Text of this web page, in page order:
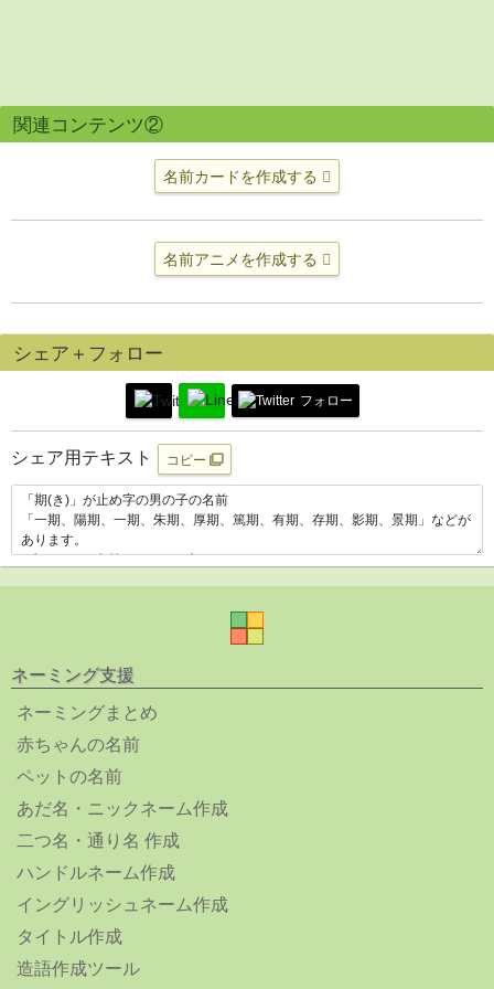
関連コンテンツ②
名前カードを作成する
名前アニメを作成する
シェア＋フォロー
フォロー
シェア用テキスト コピー
ネーミング支援
ネーミングまとめ
赤ちゃんの名前
ペットの名前
あだ名・ニックネーム作成
二つ名・通り名 作成
ハンドルネーム作成
イングリッシュネーム作成
タイトル作成
造語作成ツール